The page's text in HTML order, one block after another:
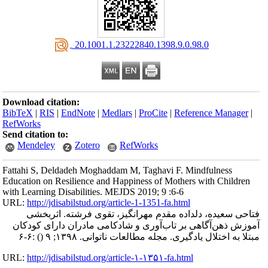
‎ 20.1001.1.23222840.1398.9.0.98.0
Download citation:
BibTeX |RIS |EndNote |Medlars |ProCite |Reference Manager
RefWorks
Send citation to:
Mendeley
Zotero RefWorks
Fattahi S, Deldadeh Moghaddam M, Taghavi F. Mindfulness
Education on Resilience and Happiness of Mothers with Children
with Learning Disabilities. MEJDS 2019; 9 :6-6
URL:http://jdisabilstud.org/article-1-1351-fa.html
فتاحی سعیده، دلداده مقدم مهرانگیز، تقوی فرشته. اثربخشی
آموزش ذهن‌آگاهی بر تاب‌آوری و شادکامی مادران دارای کودکان
مبتلا به اختلال یادگیری. مجله مطالعات ناتوانی. ۱۳۹۸; ۹
() :۶-۶
URL:http://jdisabilstud.org/article-۱-۱۳۵۱-fa.html